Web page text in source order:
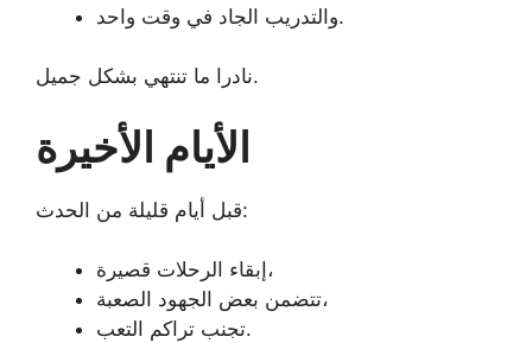
والتدريب الجاد في وقت واحد.
نادرا ما تنتهي بشكل جميل.
الأيام الأخيرة
قبل أيام قليلة من الحدث:
إبقاء الرحلات قصيرة،
تتضمن بعض الجهود الصعبة،
تجنب تراكم التعب.